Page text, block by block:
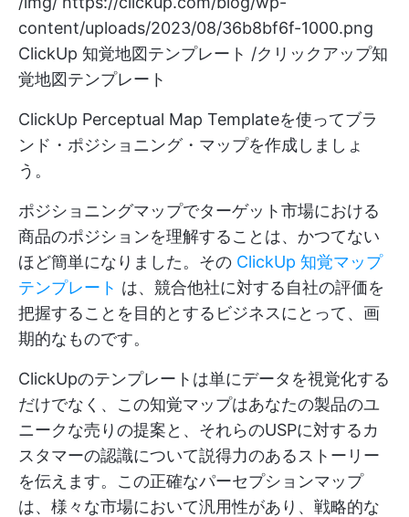
content/uploads/2023/08/36b8bf6f-1000.png
ClickUp 知覚地図テンプレート /クリックアップ知
覚地図テンプレート
ClickUp Perceptual Map Templateを使ってブラ
ンド・ポジショニング・マップを作成しましょ
う。
ポジショニングマップでターゲット市場における
商品のポジションを理解することは、かつてない
ほど簡単になりました。その ClickUp 知覚マップ
テンプレート は、競合他社に対する自社の評価を
把握することを目的とするビジネスにとって、画
期的なものです。
ClickUpのテンプレートは単にデータを視覚化する
だけでなく、この知覚マップはあなたの製品のユ
ニークな売りの提案と、それらのUSPに対するカ
スタマーの認識について説得力のあるストーリー
を伝えます。この正確なパーセプションマップ
は、様々な市場において汎用性があり、戦略的な